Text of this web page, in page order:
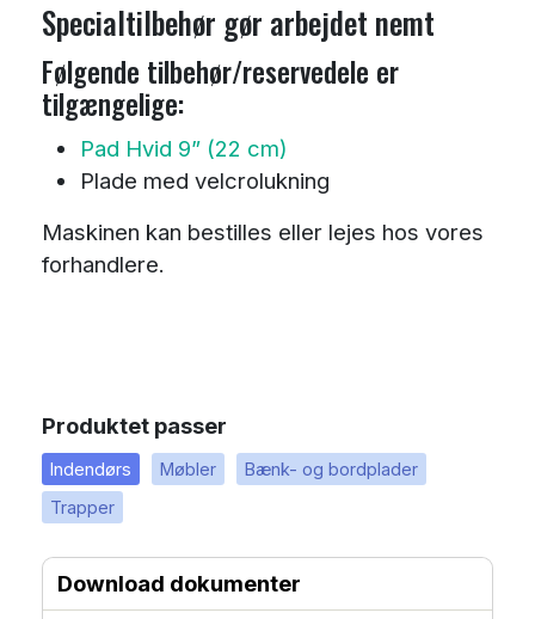
Specialtilbehør gør arbejdet nemt
Følgende tilbehør/reservedele er
tilgængelige:
Pad Hvid 9” (22 cm)
Plade med velcrolukning
Maskinen kan bestilles eller lejes hos vores
forhandlere.
Produktet passer
Indendørs Møbler
Bænk- og bordplader
Trapper
Download dokumenter